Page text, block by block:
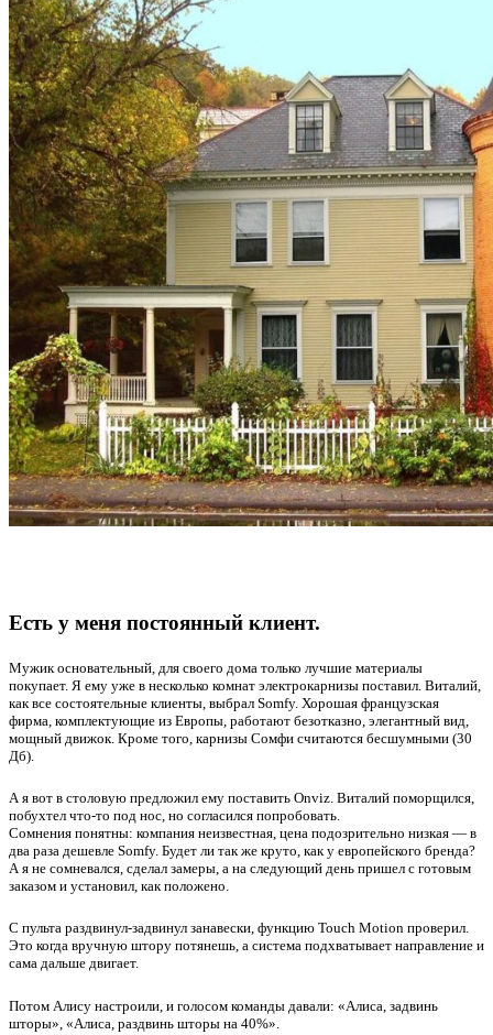
Есть у меня постоянный клиент.
Мужик основательный, для своего дома только лучшие материалы
покупает. Я ему уже в несколько комнат электрокарнизы поставил. Виталий,
как все состоятельные клиенты, выбрал Somfy. Хорошая французская
фирма, комплектующие из Европы, работают безотказно, элегантный вид,
мощный движок. Кроме того, карнизы Сомфи считаются бесшумными (30
Дб).
А я вот в столовую предложил ему поставить Onviz. Виталий поморщился,
побухтел что-то под нос, но согласился попробовать.
Сомнения понятны: компания неизвестная, цена подозрительно низкая — в
два раза дешевле Somfy. Будет ли так же круто, как у европейского бренда?
А я не сомневался, сделал замеры, а на следующий день пришел с готовым
заказом и установил, как положено.
С пульта раздвинул-задвинул занавески, функцию Touch Motion проверил.
Это когда вручную штору потянешь, а система подхватывает направление и
сама дальше двигает.
Потом Алису настроили, и голосом команды давали: «Алиса, задвинь
шторы», «Алиса, раздвинь шторы на 40%».